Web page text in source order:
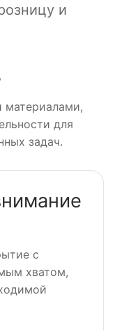
и
материалами,
для
задач.
с
хватом,